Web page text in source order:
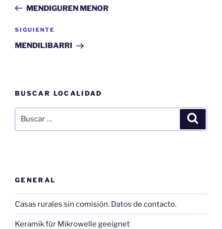
entradas
anterior:
MENDIGUREN MENOR
Siguiente
entrada
SIGUIENTE
MENDILIBARRI
BUSCAR LOCALIDAD
por:
GENERAL
Casas rurales sin comisión. Datos de contacto.
Keramik für Mikrowelle geeignet